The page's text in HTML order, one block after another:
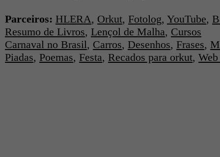
Parceiros: HLERA, Orkut, Fotolog, YouTube,
Resumo de Livros, Lençol de Malha, Cursos
Carnaval no Brasil, Carros, Desenhos, Frases,
Piadas, Poemas, Festa, Recados para orkut,